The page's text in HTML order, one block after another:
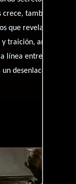
también lo
que revelan un
traición, ambos
línea entre el amor y
desenlace